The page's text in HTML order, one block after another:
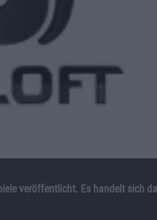
veröffentlicht. Es handelt sich